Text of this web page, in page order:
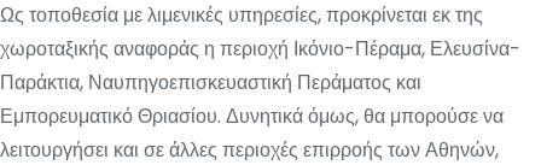
Ως τοποθεσία με λιμενικές υπηρεσίες, προκρίνεται εκ της
χωροταξικής αναφοράς η περιοχή Ικόνιο-Πέραμα, Ελευσίνα-
Παράκτια, Ναυπηγοεπισκευαστική Περάματος και
Εμπορευματικό Θριασίου. Δυνητικά όμως, θα μπορούσε να
λειτουργήσει και σε άλλες περιοχές επιρροής των Αθηνών,